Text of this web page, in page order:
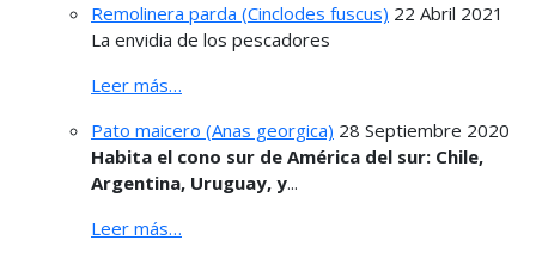
Remolinera parda (Cinclodes fuscus) 22 Abril 2021
La envidia de los pescadores
Leer más…
Pato maicero (Anas georgica) 28 Septiembre 2020
Habita el cono sur de América del sur: Chile,
Argentina, Uruguay, y...
Leer más…